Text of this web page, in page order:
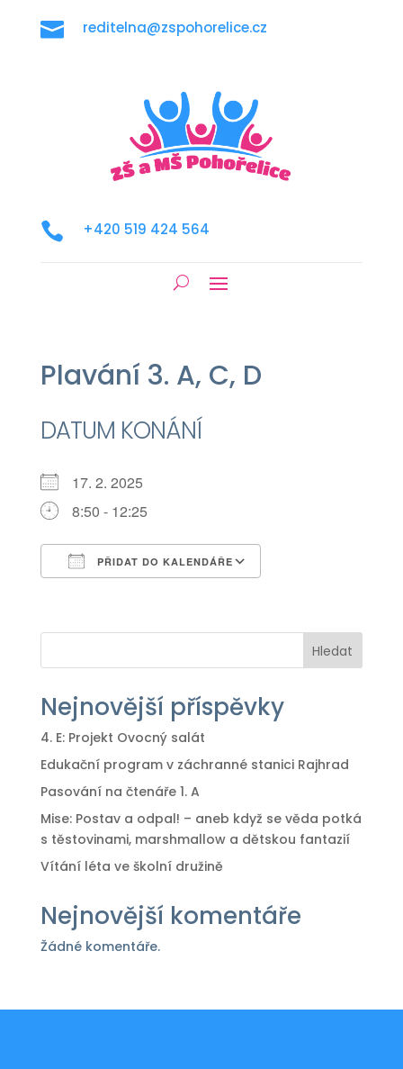
 reditelna@zspohorelice.cz
 +420 519 424 564
Plavání 3. A, C, D
DATUM KONÁNÍ
17. 2. 2025
8:50 - 12:25
PŘIDAT DO KALENDÁŘE
Hledat
Nejnovější příspěvky
4. E: Projekt Ovocný salát
Edukační program v záchranné stanici Rajhrad
Pasování na čtenáře 1. A
Mise: Postav a odpal! – aneb když se věda potká
s těstovinami, marshmallow a dětskou fantazií
Vítání léta ve školní družině
Nejnovější komentáře
Žádné komentáře.